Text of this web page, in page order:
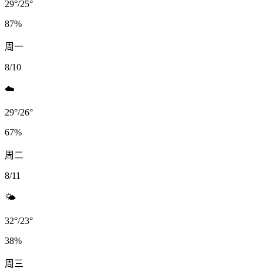
29°/25°
87%
周一
8/10
☁️
29°/26°
67%
周二
8/11
🌤️
32°/23°
38%
周三